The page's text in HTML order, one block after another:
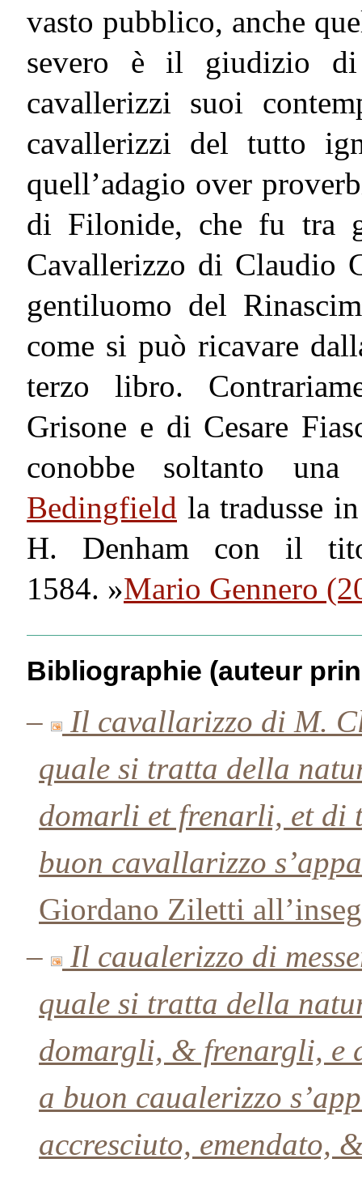
vasto pubblico, anche
severo è il giudizio di
cavallerizzi suoi
cavallerizzi del tutto
quell’adagio over
di Filonide, che fu tra
Cavallerizzo di Claudio
gentiluomo del
come si può ricavare
terzo libro.
Grisone e di Cesare
conobbe soltanto una
Bedingfield la tradusse
H. Denham con il
1584. »Mario Gennero
Bibliographie (auteur
–
Il cavallarizzo di M.
quale si tratta della
domarli et frenarli, et di
buon cavallarizzo
Giordano Ziletti
–
Il caualerizzo di
quale si tratta della
domargli, & frenargli, e
a buon caualerizzo
accresciuto, emendato,